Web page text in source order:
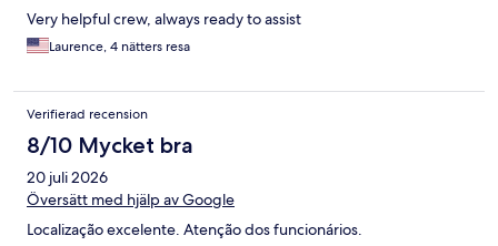
Very helpful crew, always ready to assist
Laurence, 4 nätters resa
Verifierad recension
8/10 Mycket bra
20 juli 2026
Översätt med hjälp av Google
Localização excelente. Atenção dos funcionários.